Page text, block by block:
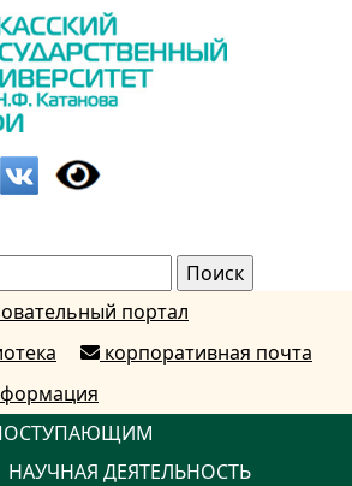
портал
корпоративная почта
НАУЧНАЯ ДЕЯТЕЛЬНОСТЬ